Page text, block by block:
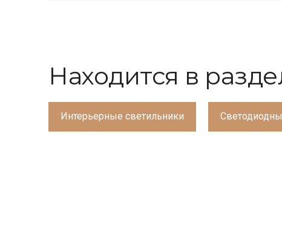
Находится в
Интерьерные светильники